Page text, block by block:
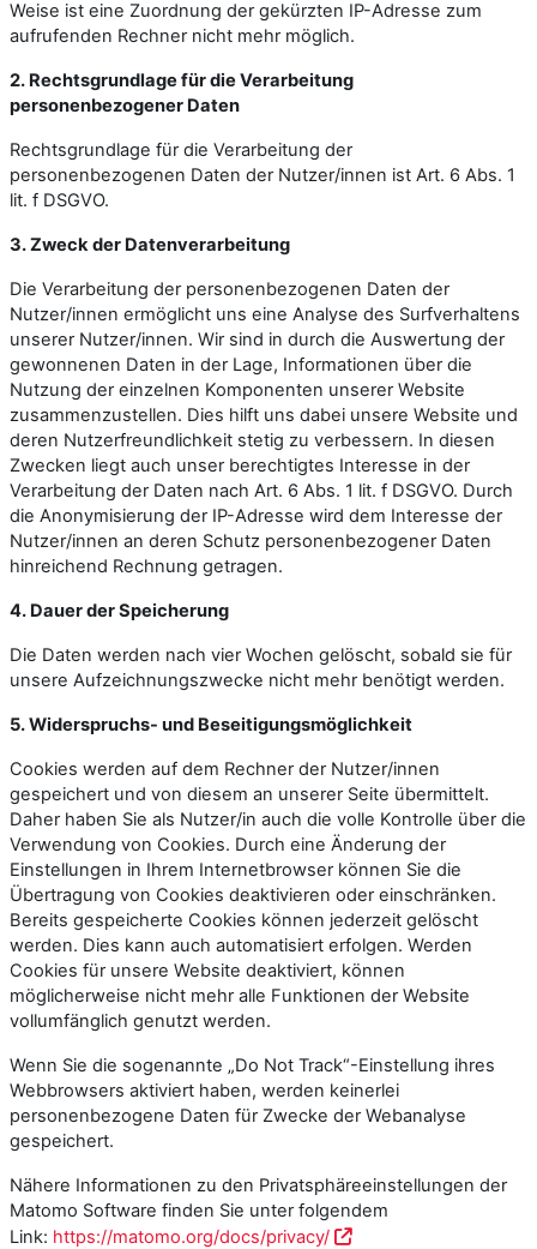
Weise ist eine Zuordnung der gekürzten IP-Adresse zum
aufrufenden Rechner nicht mehr möglich.
2. Rechtsgrundlage für die Verarbeitung
personenbezogener Daten
Rechtsgrundlage für die Verarbeitung der
personenbezogenen Daten der Nutzer/innen ist Art. 6 Abs. 1
lit. f DSGVO.
3. Zweck der Datenverarbeitung
Die Verarbeitung der personenbezogenen Daten der
Nutzer/innen ermöglicht uns eine Analyse des Surfverhaltens
unserer Nutzer/innen. Wir sind in durch die Auswertung der
gewonnenen Daten in der Lage, Informationen über die
Nutzung der einzelnen Komponenten unserer Website
zusammenzustellen. Dies hilft uns dabei unsere Website und
deren Nutzerfreundlichkeit stetig zu verbessern. In diesen
Zwecken liegt auch unser berechtigtes Interesse in der
Verarbeitung der Daten nach Art. 6 Abs. 1 lit. f DSGVO. Durch
die Anonymisierung der IP-Adresse wird dem Interesse der
Nutzer/innen an deren Schutz personenbezogener Daten
hinreichend Rechnung getragen.
4. Dauer der Speicherung
Die Daten werden nach vier Wochen gelöscht, sobald sie für
unsere Aufzeichnungszwecke nicht mehr benötigt werden.
5. Widerspruchs- und Beseitigungsmöglichkeit
Cookies werden auf dem Rechner der Nutzer/innen
gespeichert und von diesem an unserer Seite übermittelt.
Daher haben Sie als Nutzer/in auch die volle Kontrolle über die
Verwendung von Cookies. Durch eine Änderung der
Einstellungen in Ihrem Internetbrowser können Sie die
Übertragung von Cookies deaktivieren oder einschränken.
Bereits gespeicherte Cookies können jederzeit gelöscht
werden. Dies kann auch automatisiert erfolgen. Werden
Cookies für unsere Website deaktiviert, können
möglicherweise nicht mehr alle Funktionen der Website
vollumfänglich genutzt werden.
Wenn Sie die sogenannte „Do Not Track“-Einstellung ihres
Webbrowsers aktiviert haben, werden keinerlei
personenbezogene Daten für Zwecke der Webanalyse
gespeichert.
Nähere Informationen zu den Privatsphäreeinstellungen der
Matomo Software finden Sie unter folgendem
Link: https://matomo.org/docs/privacy/